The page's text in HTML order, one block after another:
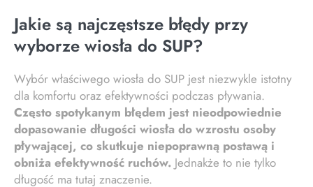
Jakie są najczęstsze błędy przy
wyborze wiosła do SUP?
Wybór właściwego wiosła do SUP jest niezwykle istotny
dla komfortu oraz efektywności podczas pływania.
Często spotykanym błędem jest nieodpowiednie
dopasowanie długości wiosła do wzrostu osoby
pływającej, co skutkuje niepoprawną postawą i
obniża efektywność ruchów. Jednakże to nie tylko
długość ma tutaj znaczenie.